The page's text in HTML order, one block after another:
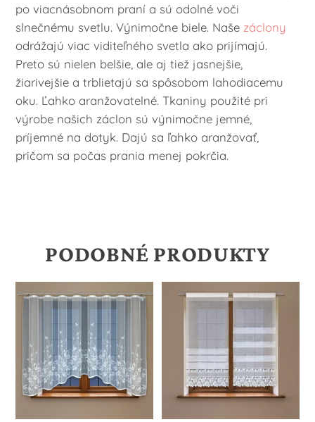
po viacnásobnom praní a sú odolné voči
slnečnému svetlu. Výnimočne biele. Naše záclony
odrážajú viac viditeľného svetla ako prijímajú.
Preto sú nielen belšie, ale aj tiež jasnejšie,
žiarivejšie a trblietajú sa spôsobom lahodiacemu
oku. Ľahko aranžovatelné. Tkaniny použité pri
výrobe našich záclon sú výnimočne jemné,
príjemné na dotyk. Dajú sa ľahko aranžovať,
pričom sa počas prania menej pokrčia.
PODOBNÉ PRODUKTY